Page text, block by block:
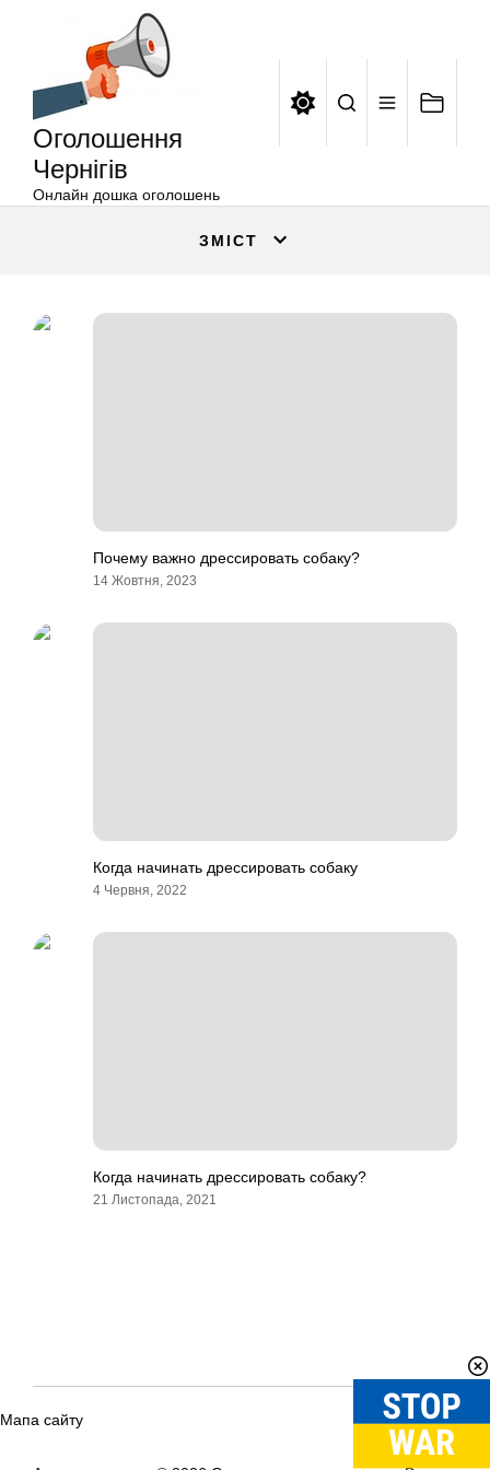
Оголошення
Чернігів
Онлайн дошка оголошень
ЗМІСТ
Почему важно дрессировать собаку?
14 Жовтня, 2023
Когда начинать дрессировать собаку
4 Червня, 2022
Когда начинать дрессировать собаку?
21 Листопада, 2021
Мапа сайту